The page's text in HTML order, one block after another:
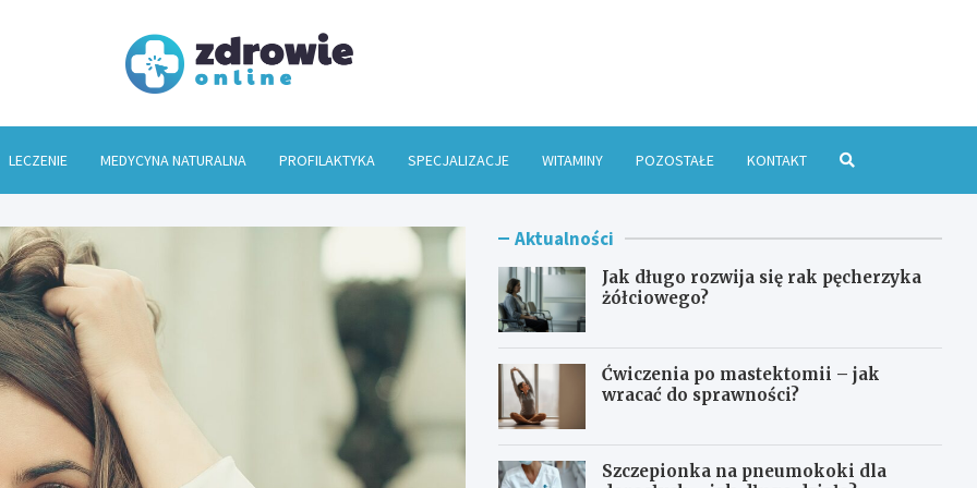
LECZENIE MEDYCYNA NATURALNA PROFILAKTYKA SPECJALIZACJE WITAMINY POZOSTAŁE KONTAKT
Aktualności
Jak długo rozwija się rak pęcherzyka
żółciowego?
Ćwiczenia po mastektomii – jak
wracać do sprawności?
Szczepionka na pneumokoki dla